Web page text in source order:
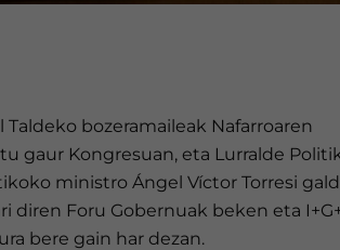
Taldeko bozeramaileak Nafarroaren
gaur Kongresuan, eta Lurralde
ministro Ángel Víctor Torresi
diren Foru Gobernuak beken eta
bere gain har dezan.